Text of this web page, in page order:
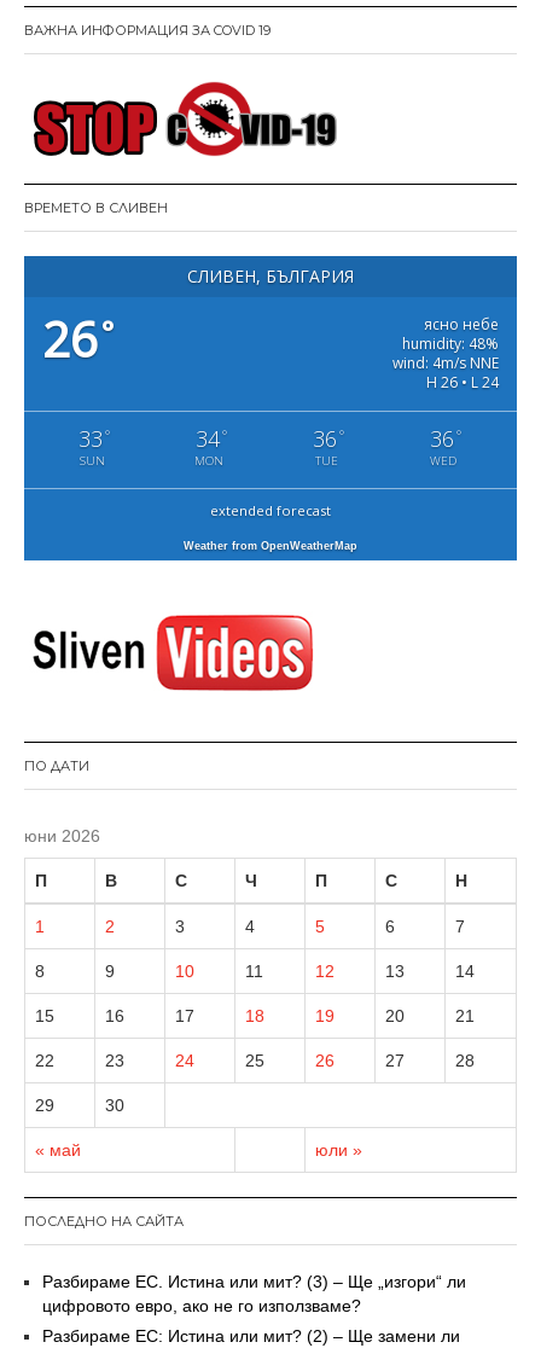
ВАЖНА ИНФОРМАЦИЯ ЗА COVID 19
ВРЕМЕТО В СЛИВЕН
СЛИВЕН, БЪЛГАРИЯ
26°
ясно небе
humidity: 48%
wind: 4m/s NNE
H 26 • L 24
33 °
SUN
34°
MON
36 °
TUE
36 °
WED
extended forecast
Weather from OpenWeatherMap
ПО ДАТИ
юни 2026
П В С Ч П С Н
« май юли »
1 2 3 4 5 6 7
8 9 10 11 12 13 14
15 16 17 18 19 20 21
22 23 24 25 26 27 28
29 30
ПОСЛЕДНО НА САЙТА
Разбираме ЕС. Истина или мит? (3) – Ще „изгори“ ли
цифровото евро, ако не го използваме?
Разбираме ЕС: Истина или мит? (2) – Ще замени ли